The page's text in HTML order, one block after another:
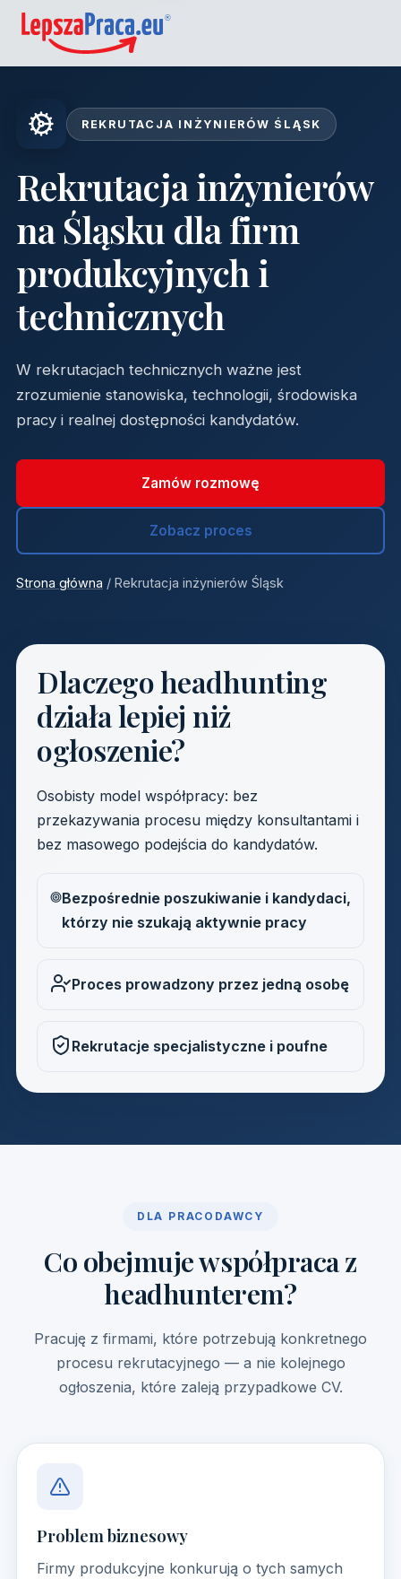
REKRUTACJA INŻYNIERÓW ŚLĄSK
Rekrutacja inżynierów
na Śląsku dla firm
produkcyjnych i
technicznych
W rekrutacjach technicznych ważne jest
zrozumienie stanowiska, technologii, środowiska
pracy i realnej dostępności kandydatów.
Zamów rozmowę
Zobacz proces
Strona główna / Rekrutacja inżynierów Śląsk
Dlaczego headhunting
działa lepiej niż
ogłoszenie?
Osobisty model współpracy: bez
przekazywania procesu między konsultantami i
bez masowego podejścia do kandydatów.
Bezpośrednie poszukiwanie i kandydaci,
którzy nie szukają aktywnie pracy
Proces prowadzony przez jedną osobę
Rekrutacje specjalistyczne i poufne
DLA PRACODAWCY
Co obejmuje współpraca z
headhunterem?
Pracuję z firmami, które potrzebują konkretnego
procesu rekrutacyjnego — a nie kolejnego
ogłoszenia, które zaleją przypadkowe CV.
Problem biznesowy
Firmy produkcyjne konkurują o tych samych